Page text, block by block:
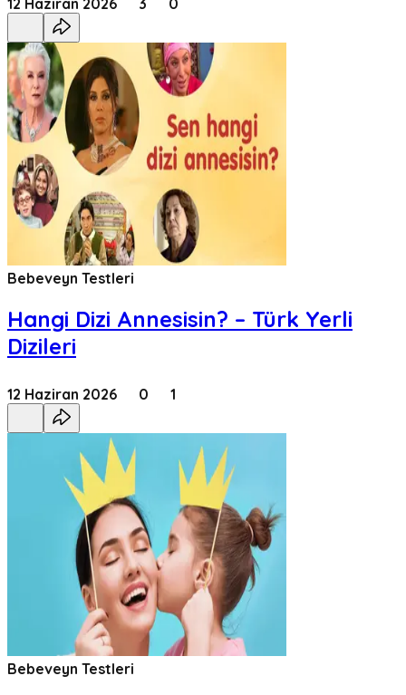
12 Haziran 2026 3 0
Bebeveyn Testleri
Hangi Dizi Annesisin? – Türk Yerli
Dizileri
12 Haziran 2026 0 1
Bebeveyn Testleri